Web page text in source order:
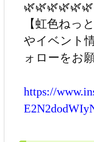
🌿🌿🌿🌿🌿🌿
【虹色ねっ
やイベント
ォローをお
https://